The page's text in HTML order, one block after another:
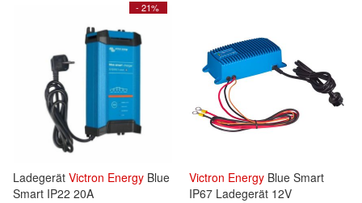
- 21%
Ladegerät Victron Energy Blue
Smart IP22 20A
Victron Energy Blue Smart
IP67 Ladegerät 12V